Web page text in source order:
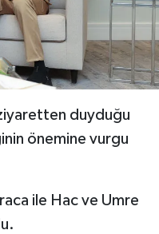
duyduğu
önemine vurgu
ile Hac ve Umre